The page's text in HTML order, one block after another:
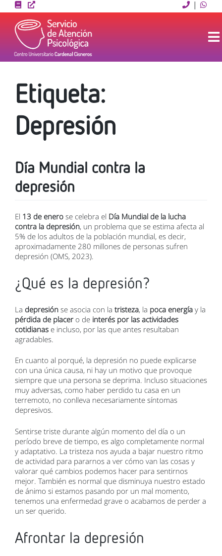
to
content
|
Etiqueta:
Depresión
Día Mundial contra la
depresión
El 13 de enero se celebra el Día Mundial de la lucha
contra la depresión, un problema que se estima afecta al
5% de los adultos de la población mundial, es decir,
aproximadamente 280 millones de personas sufren
depresión (OMS, 2023).
¿Qué es la depresión?
La depresión se asocia con la tristeza, la poca energía y la
pérdida de placer o de interés por las actividades
cotidianas e incluso, por las que antes resultaban
agradables.
En cuanto al porqué, la depresión no puede explicarse
con una única causa, ni hay un motivo que provoque
siempre que una persona se deprima. Incluso situaciones
muy adversas, como haber perdido tu casa en un
terremoto, no conlleva necesariamente síntomas
depresivos.
Sentirse triste durante algún momento del día o un
período breve de tiempo, es algo completamente normal
y adaptativo. La tristeza nos ayuda a bajar nuestro ritmo
de actividad para pararnos a ver cómo van las cosas y
valorar qué cambios podemos hacer para sentirnos
mejor. También es normal que disminuya nuestro estado
de ánimo si estamos pasando por un mal momento,
tenemos una enfermedad grave o acabamos de perder a
un ser querido.
Afrontar la depresión